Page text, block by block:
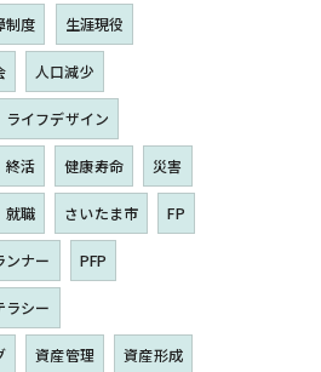
制度 生涯現役
人口減少
ライフデザイン
終活 健康寿命 災害
就職 さいたま市 FP
ンナー PFP
ラシー
資産管理 資産形成